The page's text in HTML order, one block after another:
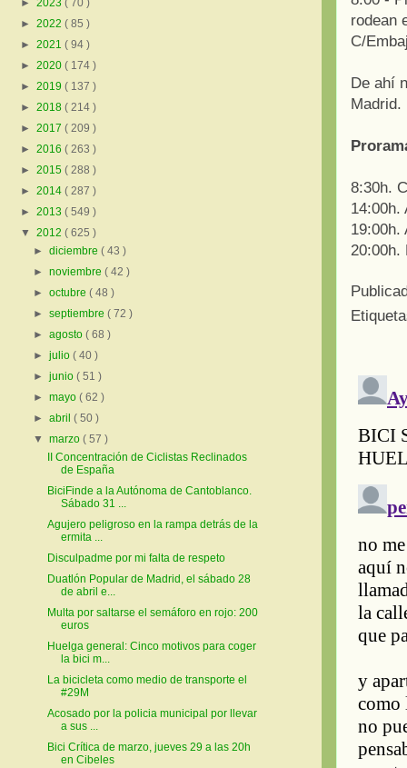
rodean
C/
De ahí
Madrid.
8:30h.
14:00h.
19:00h.
20:00h.
► 2023 ( 70 )
► 2022 ( 85 )
► 2021 ( 94 )
► 2020 ( 174 )
► 2019 ( 137 )
► 2018 ( 214 )
► 2017 ( 209 )
► 2016 ( 263 )
► 2015 ( 288 )
► 2014 ( 287 )
► 2013 ( 549 )
▼ 2012 ( 625 )
►diciembre( 43 )
►noviembre( 42 )
►octubre( 48 )
►septiembre( 72 )
►agosto( 68 )
►julio( 40 )
►junio( 51 )
►mayo( 62 )
►abril( 50 )
▼marzo( 57 )
II Concentración de Ciclistas Reclinados
de España
BiciFinde a la Autónoma de Cantoblanco.
Sábado 31 ...
Agujero peligroso en la rampa detrás de la
ermita ...
Disculpadme por mi falta de respeto
Duatlón Popular de Madrid, el sábado 28
de abril e...
Multa por saltarse el semáforo en rojo: 200
euros
Huelga general: Cinco motivos para coger
la bici m...
La bicicleta como medio de transporte el
#29M
Acosado por la policia municipal por llevar
a sus ...
Bici Crítica de marzo, jueves 29 a las 20h
en Cibeles